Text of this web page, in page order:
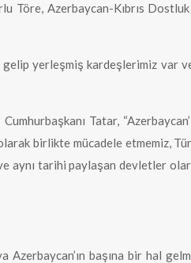
Töre, Azerbaycan-Kıbrıs
gelip yerleşmiş kardeşlerimiz var
Tatar,
birlikte mücadele etmemiz,
tarihi paylaşan devletler
başına bir hal